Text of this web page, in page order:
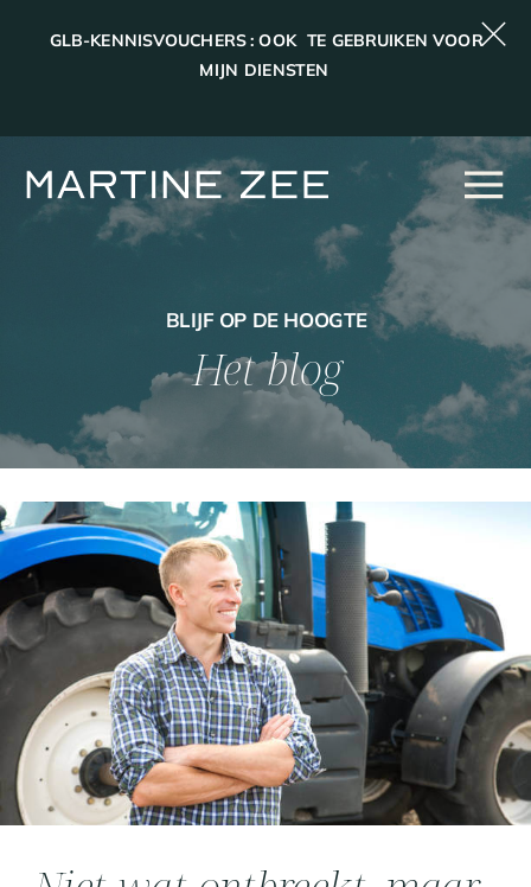
GLB-KENNISVOUCHERS : OOK TE GEBRUIKEN VOOR
MIJN DIENSTEN
BLIJF OP DE HOOGTE
Het blog